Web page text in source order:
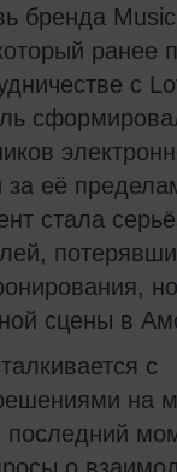
бренда
ранее
с
за её
стала
сцены в
с
на
последний